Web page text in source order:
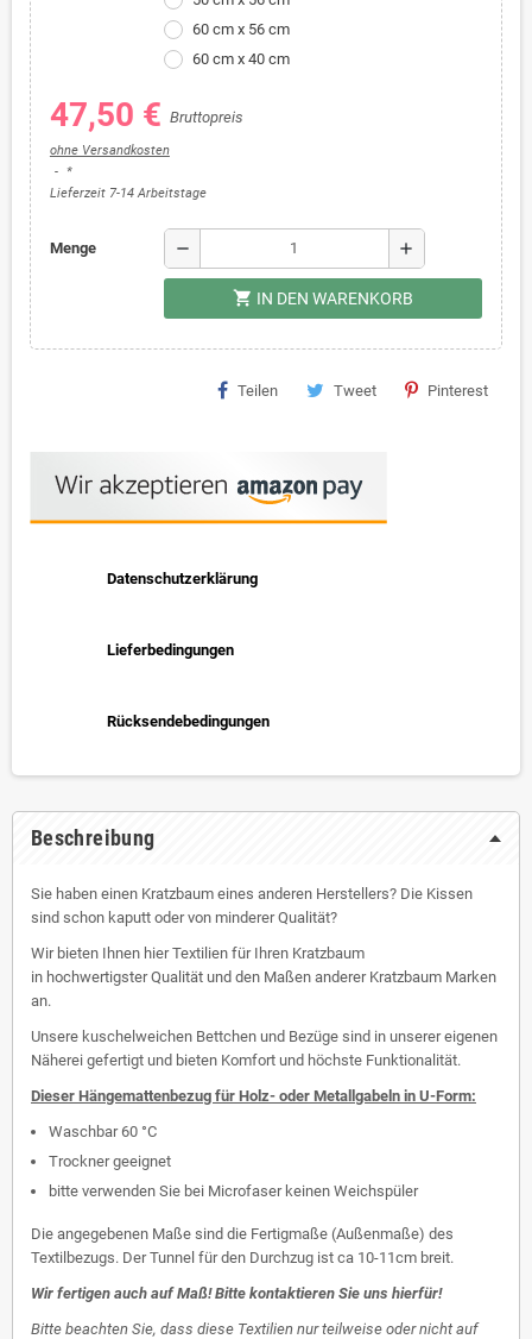
60 cm x 56 cm
60 cm x 40 cm
47,50 € Bruttopreis
ohne Versandkosten
*
Lieferzeit 7-14 Arbeitstage
Menge remove add
shopping_cart IN DEN WARENKORB
Teilen Tweet Pinterest
Datenschutzerklärung
Lieferbedingungen
Rücksendebedingungen
Beschreibung
Sie haben einen Kratzbaum eines anderen Herstellers? Die Kissen
sind schon kaputt oder von minderer Qualität?
Wir bieten Ihnen hier Textilien für Ihren Kratzbaum
in hochwertigster Qualität und den Maßen anderer Kratzbaum Marken
an.
Unsere kuschelweichen Bettchen und Bezüge sind in unserer eigenen
Näherei gefertigt und bieten Komfort und höchste Funktionalität.
Dieser Hängemattenbezug für Holz- oder Metallgabeln in U-Form:
Waschbar 60 °C
Trockner geeignet
bitte verwenden Sie bei Microfaser keinen Weichspüler
Die angegebenen Maße sind die Fertigmaße (Außenmaße) des
Textilbezugs. Der Tunnel für den Durchzug ist ca 10-11cm breit.
Wir fertigen auch auf Maß! Bitte kontaktieren Sie uns hierfür!
Bitte beachten Sie, dass diese Textilien nur teilweise oder nicht auf